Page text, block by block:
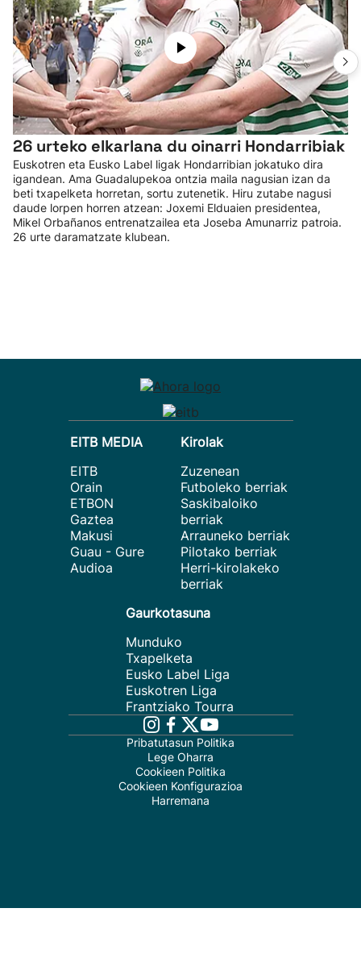
26 urteko elkarlana du oinarri Hondarribiak
Euskotren eta Eusko Label ligak Hondarribian jokatuko dira
igandean. Ama Guadalupekoa ontzia maila nagusian izan da
beti txapelketa horretan, sortu zutenetik. Hiru zutabe nagusi
daude lorpen horren atzean: Joxemi Elduaien presidentea,
Mikel Orbañanos entrenatzailea eta Joseba Amunarriz patroia.
26 urte daramatzate klubean.
EITB MEDIA
EITB
Orain
ETBON
Gaztea
Makusi
Guau - Gure
Audioa
Kirolak
Zuzenean
Futboleko berriak
Saskibaloiko
berriak
Arrauneko berriak
Pilotako berriak
Herri-kirolakeko
berriak
Gaurkotasuna
Munduko
Txapelketa
Eusko Label Liga
Euskotren Liga
Frantziako Tourra
Pribatutasun Politika
Lege Oharra
Cookieen Politika
Cookieen Konfigurazioa
Harremana